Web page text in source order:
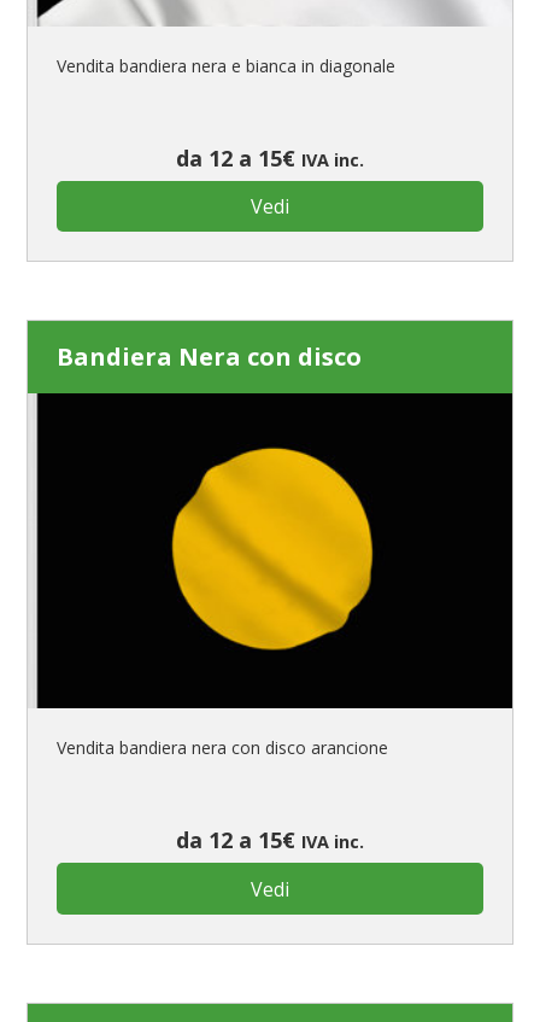
Vendita bandiera nera e bianca in diagonale
da 12 a 15€ IVA inc.
Vedi
Bandiera Nera con disco
Vendita bandiera nera con disco arancione
da 12 a 15€ IVA inc.
Vedi